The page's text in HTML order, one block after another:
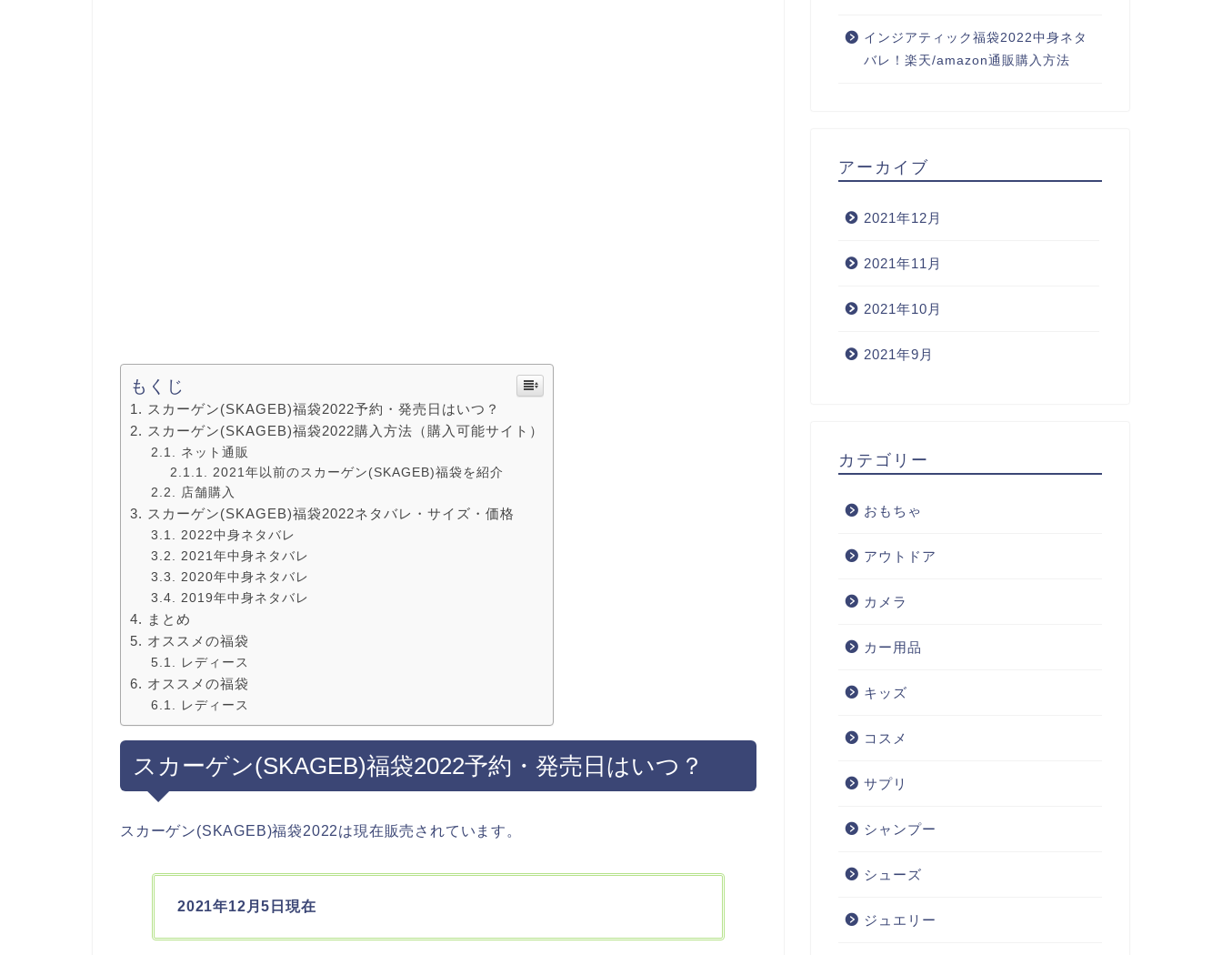
もくじ
スカーゲン(SKAGEB)福袋2022予約・発売日はいつ？
スカーゲン(SKAGEB)福袋2022購入方法（購入可能サイト）
ネット通販
2021年以前のスカーゲン(SKAGEB)福袋を紹介
店舗購入
スカーゲン(SKAGEB)福袋2022ネタバレ・サイズ・価格
2022中身ネタバレ
2021年中身ネタバレ
2020年中身ネタバレ
2019年中身ネタバレ
まとめ
オススメの福袋
レディース
オススメの福袋
レディース
スカーゲン(SKAGEB)福袋2022予約・発売日はいつ？
スカーゲン(SKAGEB)福袋2022は現在販売されています。
2021年12月5日現在
インジアティック福袋2022中身ネタ
バレ！楽天/amazon通販購入方法
アーカイブ
2021年12月
2021年11月
2021年10月
2021年9月
カテゴリー
おもちゃ
アウトドア
カメラ
カー用品
キッズ
コスメ
サプリ
シャンプー
シューズ
ジュエリー